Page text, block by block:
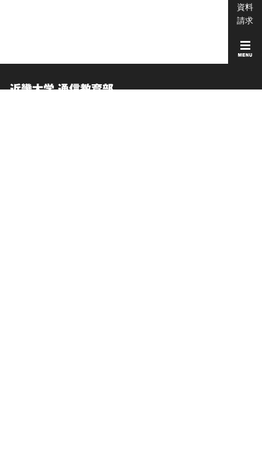
資料
請求
近畿大学 通信教育部